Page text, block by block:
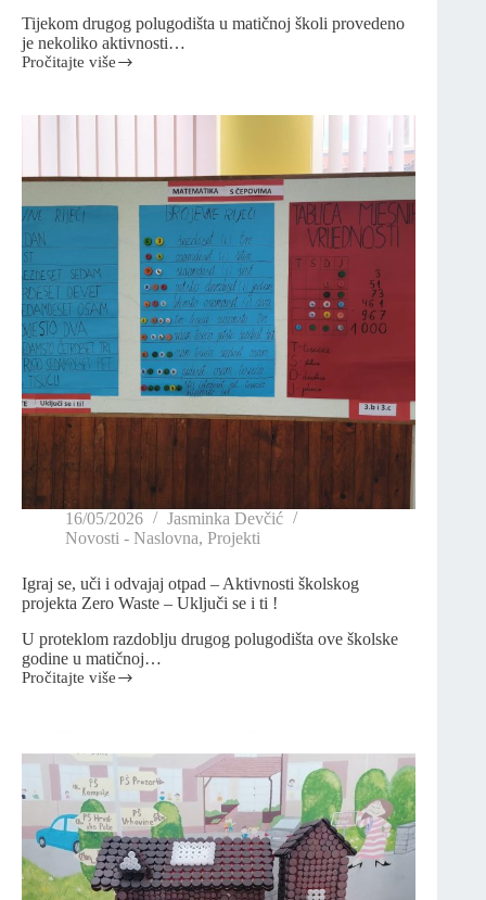
Tijekom drugog polugodišta u matičnoj školi provedeno
je nekoliko aktivnosti…
Pročitajte više
16/05/2026
Jasminka Devčić
Novosti - Naslovna, Projekti
Igraj se, uči i odvajaj otpad – Aktivnosti školskog
projekta Zero Waste – Uključi se i ti !
U proteklom razdoblju drugog polugodišta ove školske
godine u matičnoj…
Pročitajte više